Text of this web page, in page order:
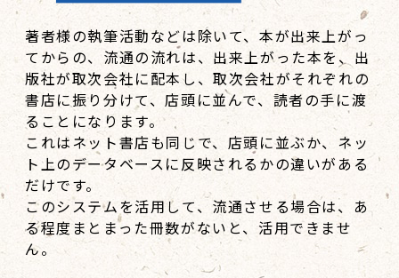
著者様の執筆活動などは除いて、本が出来上がっ
てからの、流通の流れは、出来上がった本を、出
版社が取次会社に配本し、取次会社がそれぞれの
書店に振り分けて、店頭に並んで、読者の手に渡
ることになります。
これはネット書店も同じで、店頭に並ぶか、ネッ
ト上のデータベースに反映されるかの違いがある
だけです。
このシステムを活用して、流通させる場合は、あ
る程度まとまった冊数がないと、活用できませ
ん。